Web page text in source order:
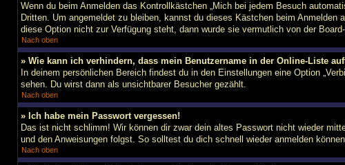
Wenn du beim Anmelden das Kontrollkästchen „Mich bei jedem Besuch
Dritten. Um angemeldet zu bleiben, kannst du dieses Kästchen beim
diese Option nicht zur Verfügung steht, dann wurde sie vermutlich von der
Nach oben
» Wie kann ich verhindern, dass mein Benutzername in der Online-Liste
In deinem persönlichen Bereich findest du in den Einstellungen eine Option
sehen. Du wirst dann als unsichtbarer Besucher gezählt.
Nach oben
» Ich habe mein Passwort vergessen!
Das ist nicht schlimm! Wir können dir zwar dein altes Passwort nicht wieder
und den Anweisungen folgst. So solltest du dich schnell wieder anmelden
Nach oben